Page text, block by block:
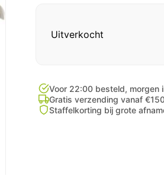
Uitverkocht
Voor 22:00 besteld, morgen
Gratis verzending vanaf
Staffelkorting bij grote